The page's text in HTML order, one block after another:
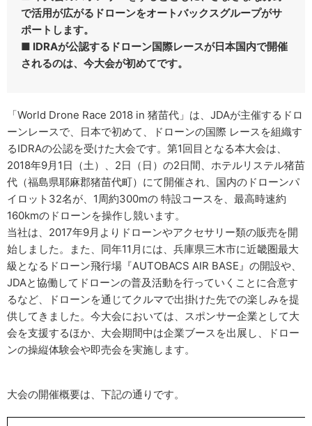
で活用が広がるドローンをオートバックスグループがサ
ポートします。
■ IDRAが公認するドローン国際レースが日本国内で開催
されるのは、今大会が初めてです。
「World Drone Race 2018 in 猪苗代」は、JDAが主催するドロ
ーンレースで、日本で初めて、ドローンの国際 レースを組織す
るIDRAの公認を受けた大会です。第1回目となる本大会は、
2018年9月1日（土）、2日（日）の2日間、ホテルリステル猪苗
代（福島県耶麻郡猪苗代町）にて開催され、国内のドローンパ
イロット32名が、1周約300mの 特設コースを、最高時速約
160kmのドローンを操作し競います。
当社は、2017年9月よりドローンやアクセサリー類の販売を開
始しました。また、同年11月には、兵庫県三木市に近畿圏最大
級となるドローン飛行場『AUTOBACS AIR BASE』の開設や、
JDAと協働してドローンの普及活動を行っていくことに合意す
るなど、ドローンを通じてクルマで出掛けた先での楽しみを提
供してきました。今大会においては、スポンサー企業として大
会を支援するほか、大会期間中は企業ブースを出展し、ドロー
ンの操縦体験会や即売会を実施します。
大会の開催概要は、下記の通りです。